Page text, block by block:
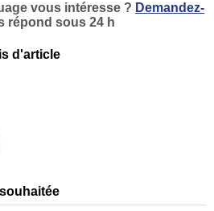
vous intéresse ? Demandez-
répond sous 24 h
d'article